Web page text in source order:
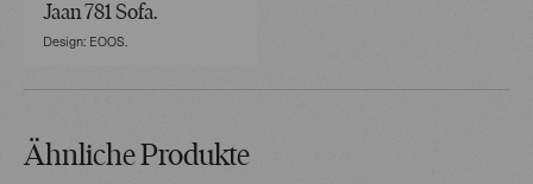
Jaan 781 Sofa.
Design: EOOS.
Ähnliche Produkte